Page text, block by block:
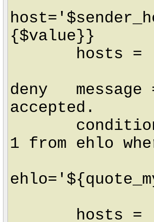
{$value}}
hosts = !
deny message
accepted.
condition =
1 from ehlo
hosts = !